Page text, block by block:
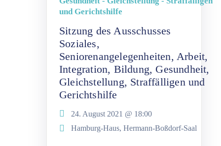
und Gerichtshilfe
Sitzung des Ausschusses
Soziales,
Seniorenangelegenheiten, Arbeit,
Integration, Bildung, Gesundheit,
Gleichstellung, Straffälligen und
Gerichtshilfe
24. August 2021 @ 18:00
Hamburg-Haus, Hermann-Boßdorf-Saal